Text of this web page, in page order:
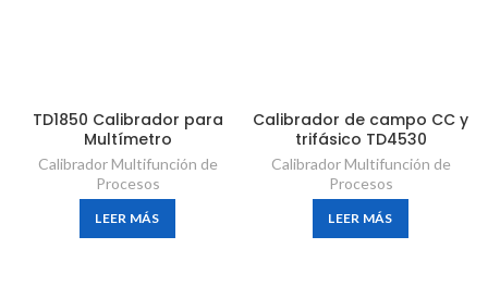
TD1850 Calibrador para
Multímetro
Calibrador Multifunción de
Procesos
LEER MÁS
Calibrador de campo CC y
trifásico TD4530
Calibrador Multifunción de
Procesos
LEER MÁS